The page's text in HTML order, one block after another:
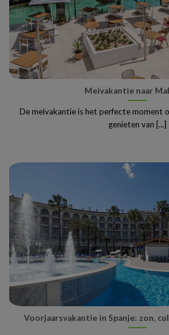
Meivakantie naar
De meivakantie is het perfecte moment
genieten van [...]
Voorjaarsvakantie in Spanje: zon,